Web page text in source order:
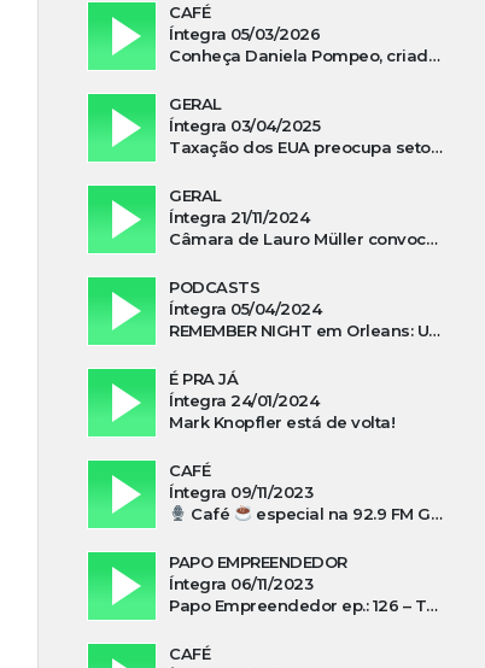
CAFÉ
Íntegra 05/03/2026
Conheça Daniela Pompeo, criadora do podcast “Vivi e Aprendi”, que estreia neste sábado
GERAL
Íntegra 03/04/2025
Taxação dos EUA preocupa setor madeireiro de SC
GERAL
Íntegra 21/11/2024
Câmara de Lauro Müller convoca prefeita para esclarecer falta d’água no Guatá
PODCASTS
Íntegra 05/04/2024
REMEMBER NIGHT em Orleans: Uma noite de tributo ao ABBA e aos anos 80
É PRA JÁ
Íntegra 24/01/2024
Mark Knopfler está de volta!
CAFÉ
Íntegra 09/11/2023
Café
especial na 92.9 FM Guarujá com Kuki Savi Mondo
PAPO EMPREENDEDOR
Íntegra 06/11/2023
Papo Empreendedor ep.: 126 – Thayni Librelato Sérgio Rodrigues Alves, Isadora Arns, Lilian Guthron Koslowski e Edio Kunhasky Junior sobre “O poder do associativismo na promoção de oportunidades”
CAFÉ